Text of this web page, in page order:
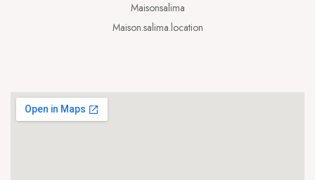
Maisonsalima
Maison.salima.location